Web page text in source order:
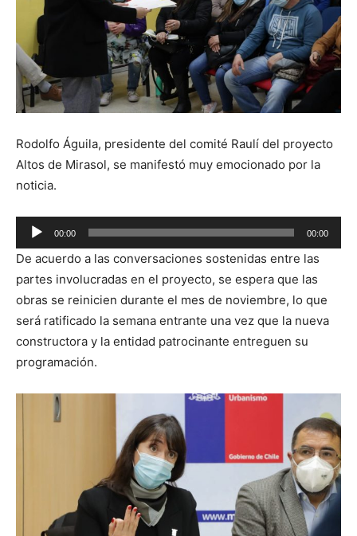
Rodolfo Águila, presidente del comité Raulí del proyecto
Altos de Mirasol, se manifestó muy emocionado por la
noticia.
Reproductor
de
audio
00:00 00:00
De acuerdo a las conversaciones sostenidas entre las
partes involucradas en el proyecto, se espera que las
obras se reinicien durante el mes de noviembre, lo que
será ratificado la semana entrante una vez que la nueva
constructora y la entidad patrocinante entreguen su
programación.